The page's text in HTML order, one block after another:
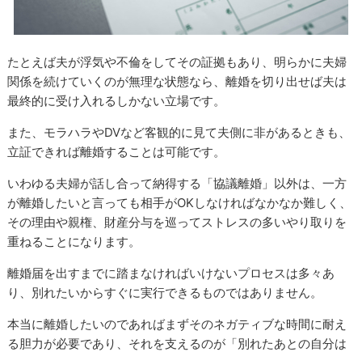
たとえば夫が浮気や不倫をしてその証拠もあり、明らかに夫婦
関係を続けていくのが無理な状態なら、離婚を切り出せば夫は
最終的に受け入れるしかない立場です。
また、モラハラやDVなど客観的に見て夫側に非があるときも、
立証できれば離婚することは可能です。
いわゆる夫婦が話し合って納得する「協議離婚」以外は、一方
が離婚したいと言っても相手がOKしなければなかなか難しく、
その理由や親権、財産分与を巡ってストレスの多いやり取りを
重ねることになります。
離婚届を出すまでに踏まなければいけないプロセスは多々あ
り、別れたいからすぐに実行できるものではありません。
本当に離婚したいのであればまずそのネガティブな時間に耐え
る胆力が必要であり、それを支えるのが「別れたあとの自分は